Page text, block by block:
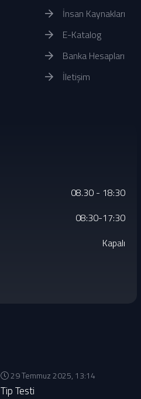
İnsan Kaynakları
E-Katalog
Banka Hesapları
İletişim
08.30 - 18:30
08:30-17:30
Kapalı
29 Temmuz 2025, 13:14
Tip Testi